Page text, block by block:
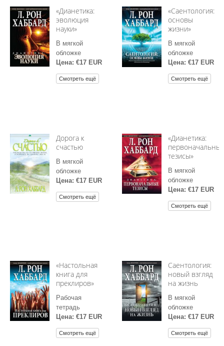
«Дианетика:
эволюция
науки»
В мягкой
обложке
Цена: €17 EUR
Смотреть ещё
«Саентология:
основы
жизни»
В мягкой
обложке
Цена: €17 EUR
Смотреть ещё
Дорога к
счастью
В мягкой
обложке
Цена: €17 EUR
Смотреть ещё
«Дианетика:
тезисы»
В мягкой
обложке
Цена: €17 EUR
Смотреть ещё
«Настольная
книга для
преклиров»
Рабочая
тетрадь
Цена: €17 EUR
Смотреть ещё
Саентология:
новый взгляд
на жизнь
В мягкой
обложке
Цена: €17 EUR
Смотреть ещё